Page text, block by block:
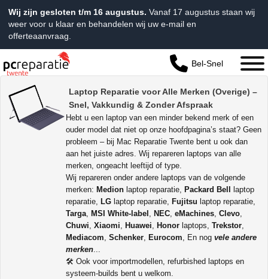
Wij zijn gesloten t/m 16 augustus. Vanaf 17 augustus staan wij
weer voor u klaar en behandelen wij uw e-mail en
offerteaanvraag.
Bel-Snel
Laptop Reparatie voor Alle Merken (Overige) –
Snel, Vakkundig & Zonder Afspraak
Hebt u een laptop van een minder bekend merk of een
ouder model dat niet op onze hoofdpagina’s staat? Geen
probleem – bij Mac Reparatie Twente bent u ook dan
aan het juiste adres. Wij repareren laptops van alle
merken, ongeacht leeftijd of type.
Wij repareren onder andere laptops van de volgende
merken: Medion laptop reparatie, Packard Bell
laptop
reparatie, LG laptop reparatie, Fujitsu laptop reparatie,
Targa, MSI White-label , NEC, eMachines, Clevo,
Chuwi, Xiaomi, Huawei, Honor laptops, Trekstor,
Mediacom, Schenker, Eurocom, En nog vele andere
merken...
🛠️ Ook voor importmodellen, refurbished laptops en
systeem-builds bent u welkom.